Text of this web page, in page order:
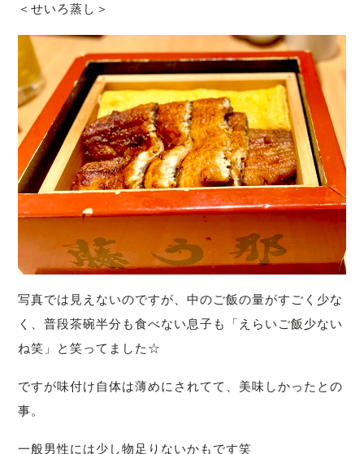
＜せいろ蒸し＞
写真では見えないのですが、中のご飯の量がすごく少な
く、普段茶碗半分も食べない息子も「えらいご飯少ない
ね笑」と笑ってました☆
ですが味付け自体は薄めにされてて、美味しかったとの
事。
一般男性には少し物足りないかもです笑